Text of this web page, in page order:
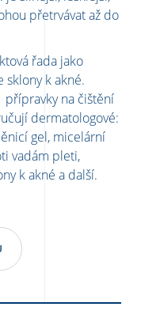
přetrvávat až do
řada jako
sklony k akné.
na čištění
dermatologové:
gel, micelární
vadám pleti,
k akné a další.